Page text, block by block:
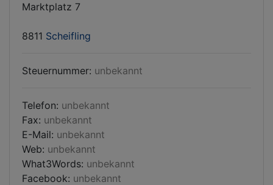
Marktplatz 7
8811 Scheifling
Steuernummer: unbekannt
Telefon: unbekannt
Fax: unbekannt
E-Mail: unbekannt
Web: unbekannt
What3Words: unbekannt
Facebook: unbekannt